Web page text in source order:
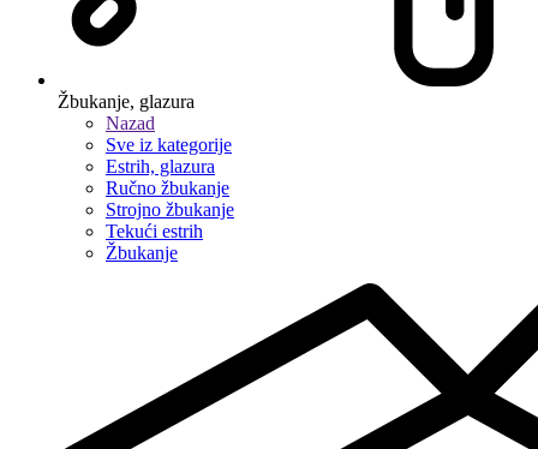
Žbukanje, glazura
Nazad
Sve iz kategorije
Estrih, glazura
Ručno žbukanje
Strojno žbukanje
Tekući estrih
Žbukanje